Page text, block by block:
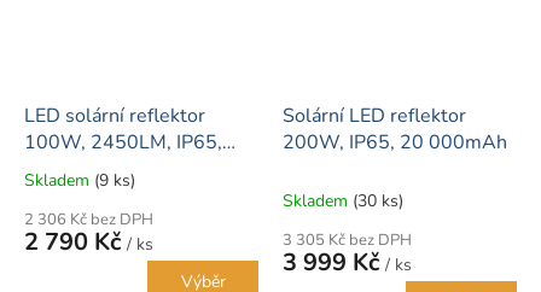
LED solární reflektor
100W, 2450LM, IP65,
15000mAh
Průměrné
produktu
je
Skladem (9 ks)
2 306 Kč bez DPH
2 790 Kč / ks
Výběr
Solární LED reflektor
200W, IP65, 20 000mAh
Skladem (30 ks)
3 305 Kč bez DPH
3 999 Kč / ks